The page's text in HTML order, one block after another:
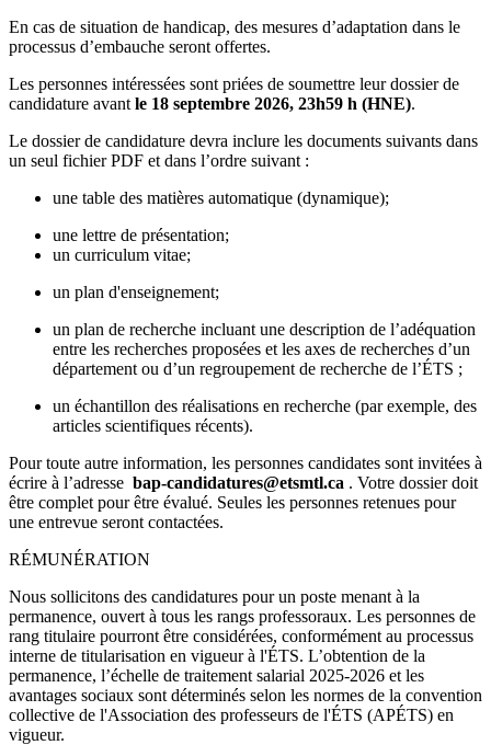
En cas de situation de handicap, des mesures d’adaptation dans le
processus d’embauche seront offertes.
Les personnes intéressées sont priées de soumettre leur dossier de
candidature avant le 18 septembre 2026, 23h59 h (HNE).
Le dossier de candidature devra inclure les documents suivants dans
un seul fichier PDF et dans l’ordre suivant :
une table des matières automatique (dynamique);
une lettre de présentation;
un curriculum vitae;
un plan d'enseignement;
un plan de recherche incluant une description de l’adéquation
entre les recherches proposées et les axes de recherches d’un
département ou d’un regroupement de recherche de l’ÉTS ;
un échantillon des réalisations en recherche (par exemple, des
articles scientifiques récents).
Pour toute autre information, les personnes candidates sont invitées à
écrire à l’adresse bap-candidatures@etsmtl.ca . Votre dossier doit
être complet pour être évalué. Seules les personnes retenues pour
une entrevue seront contactées.
RÉMUNÉRATION
Nous sollicitons des candidatures pour un poste menant à la
permanence, ouvert à tous les rangs professoraux. Les personnes de
rang titulaire pourront être considérées, conformément au processus
interne de titularisation en vigueur à l'ÉTS. L’obtention de la
permanence, l’échelle de traitement salarial 2025-2026 et les
avantages sociaux sont déterminés selon les normes de la convention
collective de l'Association des professeurs de l'ÉTS (APÉTS) en
vigueur.